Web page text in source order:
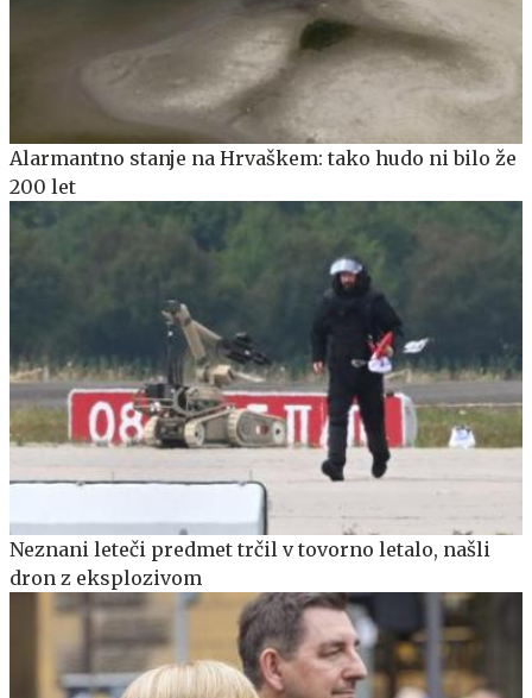
Alarmantno stanje na Hrvaškem: tako hudo ni bilo že
200 let
Neznani leteči predmet trčil v tovorno letalo, našli
dron z eksplozivom